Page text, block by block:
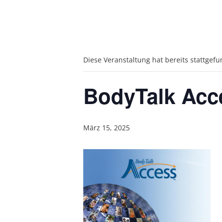
Diese Veranstaltung hat bereits
BodyTalk
März 15, 2025